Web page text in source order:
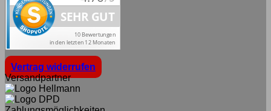
Vertrag widerrufen
Versandpartner